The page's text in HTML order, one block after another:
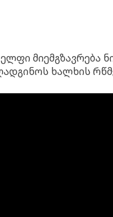
მიემგზავრება
ხალხის